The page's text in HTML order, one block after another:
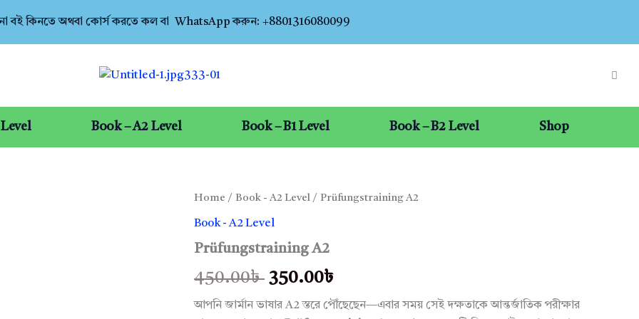
বই কিনতে অথবা কোর্স করতে কল বা WhatsApp করুন: +8801316080099
Book – A2 Level Book – B1 Level Book – B2 Level Shop
Home / Book - A2 Level / Prüfungstraining A2
Book - A2 Level
Prüfungstraining A2
450.00৳
Original
price
was:
450.00৳ .
350.00৳
Current
আপনি জার্মান ভাষার A2 স্তরে পৌঁছেছেন—এবার সময় সেই দক্ষতাকে আন্তর্জাতিক পরীক্ষার
Prüfungstraining
quantity